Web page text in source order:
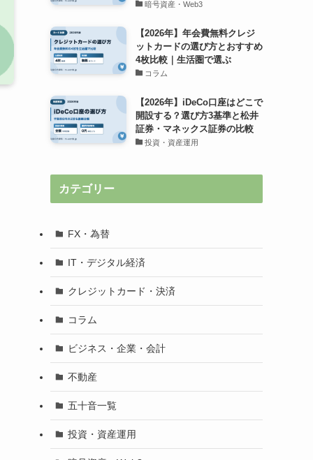
暗号資産・Web3
【2026年】年会費無料クレジ
ットカードの選び方とおすすめ
4枚比較｜生活圏で選ぶ
コラム
【2026年】iDeCo口座はどこで
開設する？選び方3基準と松井
証券・マネックス証券の比較
投資・資産運用
カテゴリー
FX・為替
IT・デジタル経済
クレジットカード・決済
コラム
ビジネス・企業・会計
不動産
五十音一覧
投資・資産運用